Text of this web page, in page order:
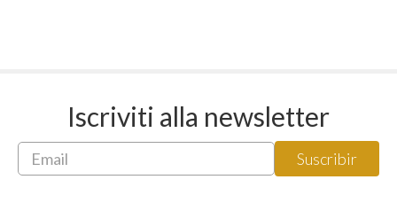
Iscriviti alla newsletter